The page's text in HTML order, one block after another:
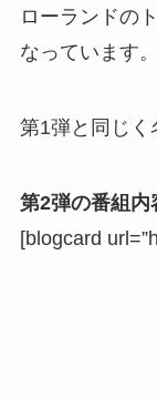
ローランドの
なっています。
第1弾と同じく
第2弾の番組内
[blogcard